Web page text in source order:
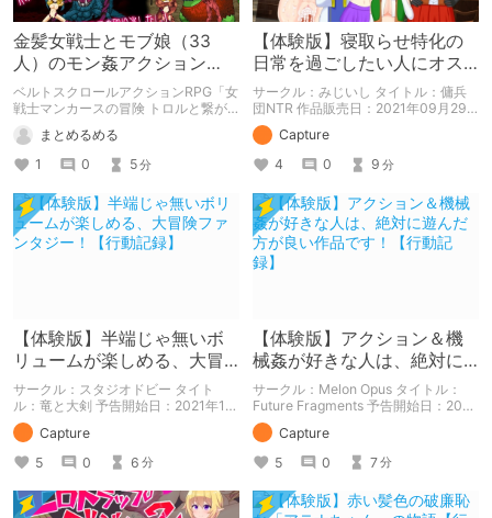
金髪女戦士とモブ娘（33
人）のモン姦アクション
RPG「女戦士マンカースの
冒険 トロルと繋がれし姫
君」
ベルトスクロールアクションRPG「女
戦士マンカースの冒険 トロルと繋が
まとめるめる
1
0 5分
【体験版】寝取らせ特化の
日常を過ごしたい人にオス
スメ！【行動記録】
サークル：みじいし タイトル：傭兵
団NTR 作品販売日：2021年09月29
日 発売済みの作品の体験版の内容を
中心に紹介しているまとめ記事です。
体験版の「ネタバレ」を含んだ内容を
まとめているので、苦手な方は注意し
て下さい。
Capture
4
0 9 分
【体験版】半端じゃ無いボ
リュームが楽しめる、大冒
険ファンタジー！【行動記
録】
サークル：スタジオドビー タイト
ル：竜と大剣 予告開始日：2021年12
月11日 作品販売日：- 予告作品の体験
版の内容を中心に紹介しているまとめ
記事です。 体験版の「ネタバレ」を
含んだ内容をまとめているので、苦手
な方は注意して下さい。
Capture
5
0 6 分
【体験版】アクション＆機
械姦が好きな人は、絶対に
遊んだ方が良い作品です！
【行動記録】
サークル：Melon Opus タイトル：
Future Fragments 予告開始日：2021
年08月13日 作品販売日：- 予告作品
の体験版の内容を中心に紹介している
まとめ記事です。 体験版の「ネタバ
レ」を含んだ内容をまとめているの
で、苦手な方は注意して下さい。
Capture
5
0 7分